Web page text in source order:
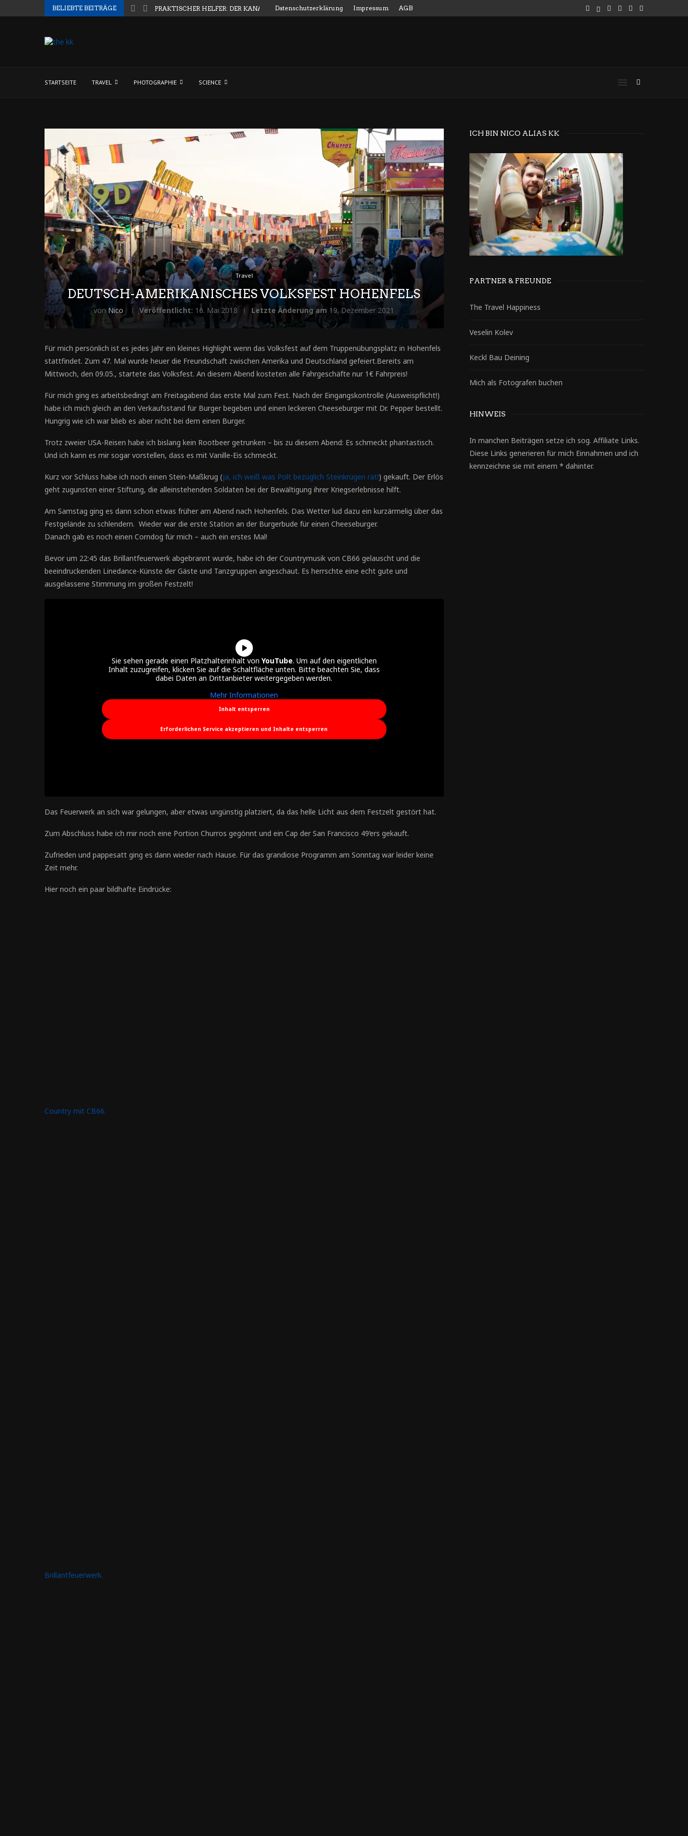
BELIEBTE BEITRÄGE PRAKTISCHER HELFER: DER KANALMESSSTABDatenschutzerklärung Impressum AGB
STARTSEITE TRAVEL PHOTOGRAPHIE SCIENCE
Travel
DEUTSCH-AMERIKANISCHES VOLKSFEST HOHENFELS
vonNico Veröffentlicht: 16. Mai 2018 Letzte Änderung am 19. Dezember 2021
Für mich persönlich ist es jedes Jahr ein kleines Highlight wenn das Volksfest auf dem Truppenübungsplatz in Hohenfels
stattfindet. Zum 47. Mal wurde heuer die Freundschaft zwischen Amerika und Deutschland gefeiert.Bereits am
Mittwoch, den 09.05., startete das Volksfest. An diesem Abend kosteten alle Fahrgeschäfte nur 1€ Fahrpreis!
Für mich ging es arbeitsbedingt am Freitagabend das erste Mal zum Fest. Nach der Eingangskontrolle (Ausweispflicht!)
habe ich mich gleich an den Verkaufsstand für Burger begeben und einen leckeren Cheeseburger mit Dr. Pepper bestellt.
Hungrig wie ich war blieb es aber nicht bei dem einen Burger.
Trotz zweier USA-Reisen habe ich bislang kein Rootbeer getrunken – bis zu diesem Abend: Es schmeckt phantastisch.
Und ich kann es mir sogar vorstellen, dass es mit Vanille-Eis schmeckt.
Kurz vor Schluss habe ich noch einen Stein-Maßkrug (ja, ich weiß was Polt bezüglich Steinkrügen rät!) gekauft. Der Erlös
geht zugunsten einer Stiftung, die alleinstehenden Soldaten bei der Bewältigung ihrer Kriegserlebnisse hilft.
Am Samstag ging es dann schon etwas früher am Abend nach Hohenfels. Das Wetter lud dazu ein kurzärmelig über das
Festgelände zu schlendern. Wieder war die erste Station an der Burgerbude für einen Cheeseburger.
Danach gab es noch einen Corndog für mich – auch ein erstes Mal!
Bevor um 22:45 das Brillantfeuerwerk abgebrannt wurde, habe ich der Countrymusik von CB66 gelauscht und die
beeindruckenden Linedance-Künste der Gäste und Tanzgruppen angeschaut. Es herrschte eine echt gute und
ausgelassene Stimmung im großen Festzelt!
Sie sehen gerade einen Platzhalterinhalt von YouTube. Um auf den eigentlichen
Inhalt zuzugreifen, klicken Sie auf die Schaltfläche unten. Bitte beachten Sie, dass
dabei Daten an Drittanbieter weitergegeben werden.
Mehr Informationen
Inhalt entsperren
Erforderlichen Service akzeptieren und Inhalte entsperren
Das Feuerwerk an sich war gelungen, aber etwas ungünstig platziert, da das helle Licht aus dem Festzelt gestört hat.
Zum Abschluss habe ich mir noch eine Portion Churros gegönnt und ein Cap der San Francisco 49’ers gekauft.
Zufrieden und pappesatt ging es dann wieder nach Hause. Für das grandiose Programm am Sonntag war leider keine
Zeit mehr.
Hier noch ein paar bildhafte Eindrücke:
ICH BIN NICO ALIAS KK
PARTNER & FREUNDE
The Travel Happiness
Veselin Kolev
Keckl Bau Deining
Mich als Fotografen buchen
HINWEIS
In manchen Beiträgen setze ich sog. Affiliate Links.
Diese Links generieren für mich Einnahmen und ich
kennzeichne sie mit einem * dahinter.